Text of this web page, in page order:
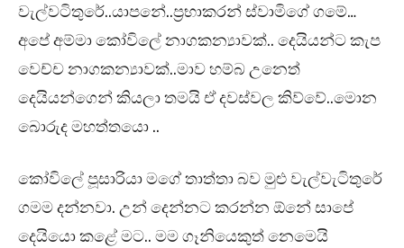
වැල්වටිතුරේ..යාපනේ..ප්‍රභාකරන් ස්වාමිගේ ගමේ…
අපේ අම්මා කෝවිලේ නාගකන්‍යාවක්.. දෙයියන්ට කැප
වෙච්ච නාගකන්‍යාවක්..මාව හම්බ උනෙත්
දෙයියන්ගෙන් කියලා තමයි ඒ දවස්වල කිව්වේ..මොන
බොරුද මහත්තයො ..
කෝවිලේ පූසාරියා මගේ තාත්තා බව මුළු වැල්වැටිතුරේ
ගමම දන්නවා. උන් දෙන්නට කරන්න ඕනේ සාපේ
දෙයියො කළේ මට.. මම ගෑනියෙකුත් නෙමෙයි